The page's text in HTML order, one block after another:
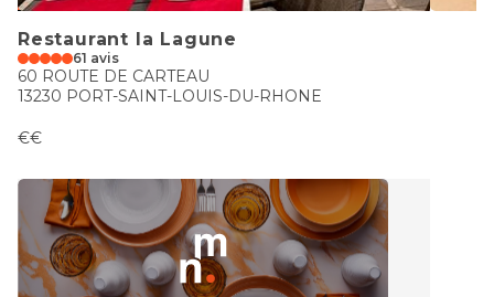
Restaurant la Lagune
61 avis
60 ROUTE DE CARTEAU
13230 PORT-SAINT-LOUIS-DU-RHONE
€€